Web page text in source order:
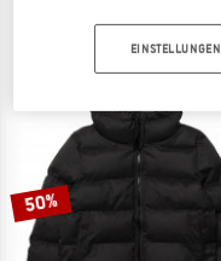
4,5 (2)
50%
EINSTELLUNGEN